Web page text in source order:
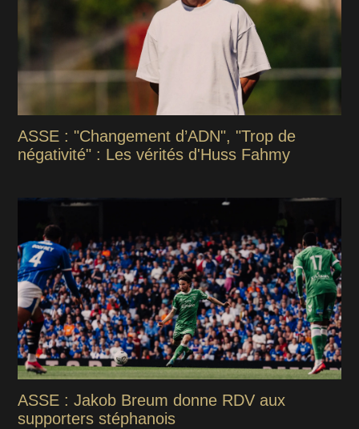
ASSE : "Changement d’ADN", "Trop de
négativité" : Les vérités d'Huss Fahmy
ASSE : Jakob Breum donne RDV aux
supporters stéphanois